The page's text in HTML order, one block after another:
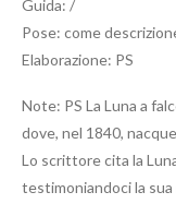
Guida: /
Pose: come
Elaborazione: PS
Note: PS La Luna a
dove, nel 1840,
Lo scrittore cita la
testimoniandoci la sua